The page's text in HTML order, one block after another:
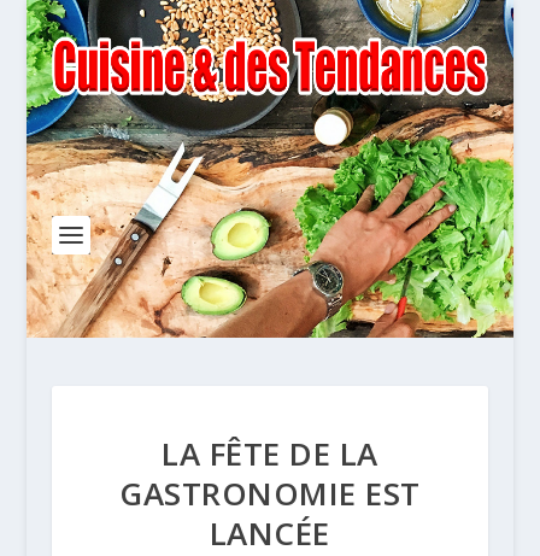
LA FÊTE DE LA
GASTRONOMIE EST
LANCÉE